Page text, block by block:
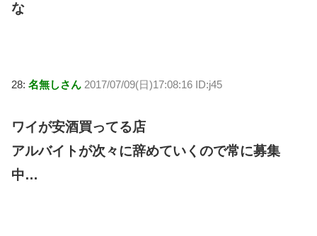
な
28: 名無しさん 2017/07/09(日)17:08:16 ID:j45
ワイが安酒買ってる店
アルバイトが次々に辞めていくので常に募集
中…